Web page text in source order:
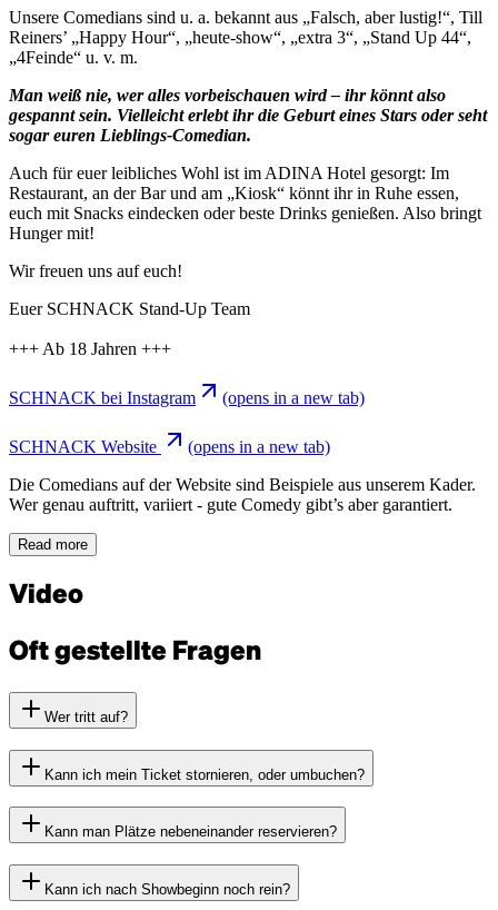
Unsere Comedians sind u. a. bekannt aus „Falsch, aber lustig!“, Till
Reiners’ „Happy Hour“, „heute-show“, „extra 3“, „Stand Up 44“,
„4Feinde“ u. v. m.
Man weiß nie, wer alles vorbeischauen wird – ihr könnt also
gespannt sein. Vielleicht erlebt ihr die Geburt eines Stars oder seht
sogar euren Lieblings-Comedian.
Auch für euer leibliches Wohl ist im ADINA Hotel gesorgt: Im
Restaurant, an der Bar und am „Kiosk“ könnt ihr in Ruhe essen,
euch mit Snacks eindecken oder beste Drinks genießen. Also bringt
Hunger mit!
Wir freuen uns auf euch!
Euer SCHNACK Stand-Up Team
+++ Ab 18 Jahren +++
SCHNACK bei Instagram (opens in a new tab)
SCHNACK Website
(opens in a new tab)
Die Comedians auf der Website sind Beispiele aus unserem Kader.
Wer genau auftritt, variiert - gute Comedy gibt’s aber garantiert.
Read more
Video
Oft gestellte Fragen
Wer tritt auf?
Kann ich mein Ticket stornieren, oder umbuchen?
Kann man Plätze nebeneinander reservieren?
Kann ich nach Showbeginn noch rein?